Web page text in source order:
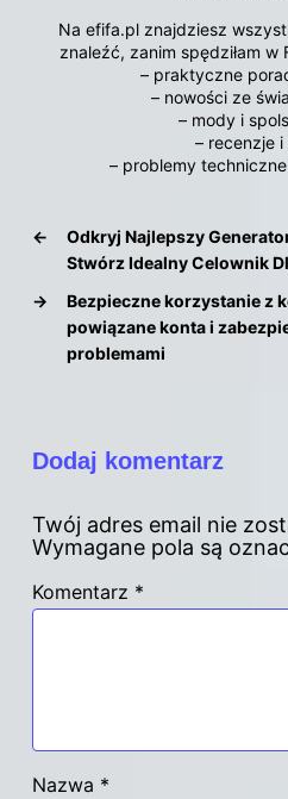
Na efifa.pl znajdziesz
znaleźć, zanim spędziłam w
– praktyczne
– nowości ze
– mody i
– recenzje i
– problemy
←
Odkryj Najlepszy
Stwórz Idealny Celownik
→
Bezpieczne korzystanie z
powiązane konta i
problemami
Dodaj komentarz
Twój adres email nie
Wymagane pola są
Komentarz *
Nazwa *